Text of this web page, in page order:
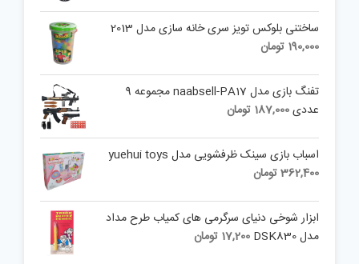
30,000 تومان.
19,900 تومان.
ساختنی بلوکس تویز سری خانه سازی مدل 2013
190,000 تومان
تفنگ بازی مدل naabsell-PA17 مجموعه 9
عددی187,000 تومان
اسباب بازی سینک ظرفشویی مدل yuehui toys
362,400تومان
ابزار شوخی دنیای سرگرمی های کمیاب طرح مداد
مدل DSK830
17,200 تومان